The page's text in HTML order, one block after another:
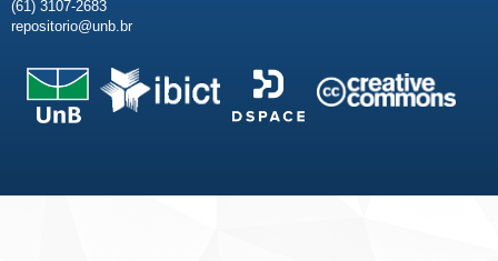
(61) 3107-2683
repositorio@unb.br